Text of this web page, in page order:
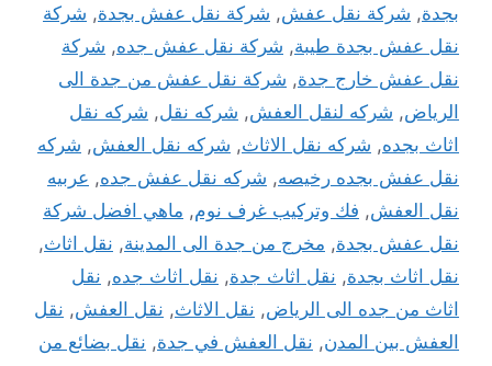
بجدة, شركة نقل عفش, شركة نقل عفش بجدة, شركة
نقل عفش بجدة طيبة, شركة نقل عفش جده, شركة
نقل عفش خارج جدة, شركة نقل عفش من جدة الى
الرياض, شركه لنقل العفش, شركه نقل, شركه نقل
اثاث بجده, شركه نقل الاثاث, شركه نقل العفش, شركه
نقل عفش بجده رخيصه, شركه نقل عفش جده, عربيه
نقل العفش, فك وتركيب غرف نوم, ماهي افضل شركة
نقل عفش بجدة, مخرج من جدة الى المدينة, نقل اثاث,
نقل اثاث بجدة, نقل اثاث جدة, نقل اثاث جده, نقل
اثاث من جده الى الرياض, نقل الاثاث, نقل العفش, نقل
العفش بين المدن, نقل العفش في جدة, نقل بضائع من